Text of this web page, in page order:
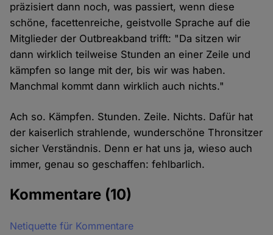
präzisiert dann noch, was passiert, wenn diese
schöne, facettenreiche, geistvolle Sprache auf die
Mitglieder der Outbreakband trifft: "Da sitzen wir
dann wirklich teilweise Stunden an einer Zeile und
kämpfen so lange mit der, bis wir was haben.
Manchmal kommt dann wirklich auch nichts."
Ach so. Kämpfen. Stunden. Zeile. Nichts. Dafür hat
der kaiserlich strahlende, wunderschöne Thronsitzer
sicher Verständnis. Denn er hat uns ja, wieso auch
immer, genau so geschaffen: fehlbarlich.
Kommentare (10)
Netiquette für Kommentare